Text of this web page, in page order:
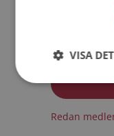
Jag
Redan
VISA